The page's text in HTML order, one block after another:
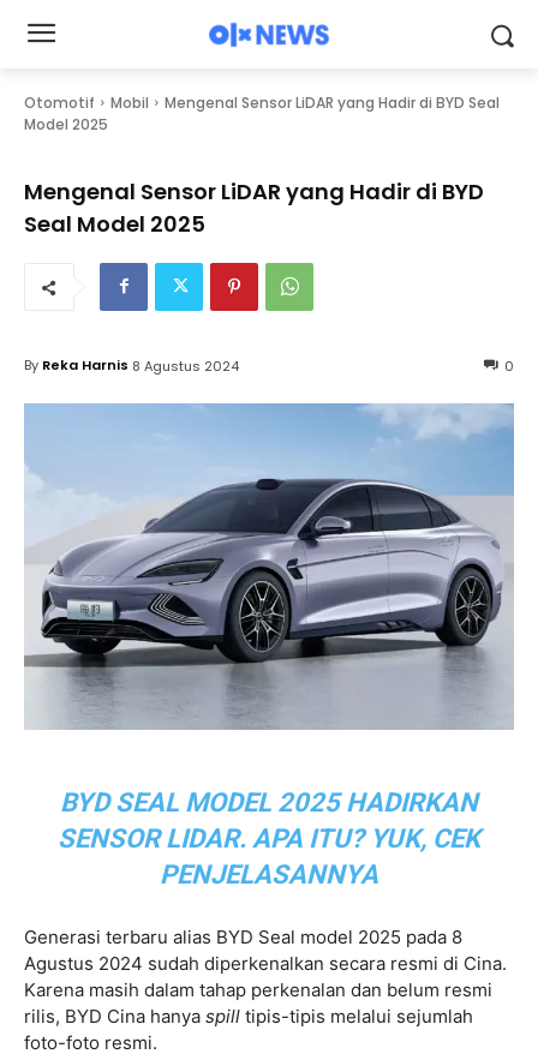
Otomotif Mobil
Mengenal Sensor LiDAR yang Hadir di BYD Seal
Model 2025
Mengenal Sensor LiDAR yang Hadir di BYD
Seal Model 2025
0
By Reka Harnis 8 Agustus 2024
BYD SEAL MODEL 2025 HADIRKAN
SENSOR LIDAR. APA ITU? YUK, CEK
PENJELASANNYA
Generasi terbaru alias BYD Seal model 2025 pada 8
Agustus 2024 sudah diperkenalkan secara resmi di Cina.
Karena masih dalam tahap perkenalan dan belum resmi
rilis, BYD Cina hanya spill tipis-tipis melalui sejumlah
foto-foto resmi.